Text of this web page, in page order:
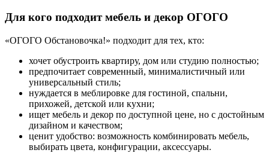
Для кого подходит мебель и декор ОГОГО
«ОГОГО Обстановочка!» подходит для тех, кто:
хочет обустроить квартиру, дом или студию полностью;
предпочитает современный, минималистичный или
универсальный стиль;
нуждается в меблировке для гостиной, спальни,
прихожей, детской или кухни;
ищет мебель и декор по доступной цене, но с достойным
дизайном и качеством;
ценит удобство: возможность комбинировать мебель,
выбирать цвета, конфигурации, аксессуары.